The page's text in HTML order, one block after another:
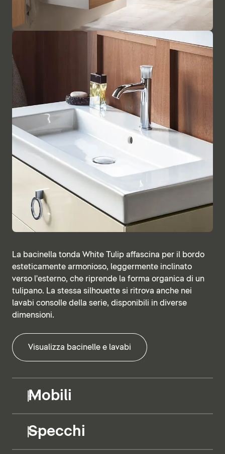
La bacinella tonda White Tulip affascina per il bordo
esteticamente armonioso, leggermente inclinato
verso l'esterno, che riprende la forma organica di un
tulipano. La stessa silhouette si ritrova anche nei
lavabi consolle della serie, disponibili in diverse
dimensioni.
Visualizza bacinelle e lavabi
Mobili
Specchi